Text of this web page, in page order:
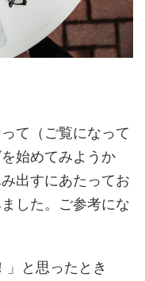
て（ご覧になって
始めてみようか
出すにあたってお
した。ご参考にな
と思ったとき